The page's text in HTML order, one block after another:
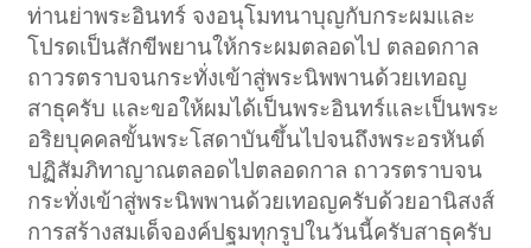
ท่านย่าพระอินทร์ จงอนุโมทนาบุญกับกระผมและ
โปรดเป็นสักขีพยานให้กระผมตลอดไป ตลอดกาล
ถาวรตราบจนกระทั่งเข้าสู่พระนิพพานด้วยเทอญ
สาธุครับ และขอให้ผมได้เป็นพระอินทร์และเป็นพระ
อริยบุคคลขั้นพระโสดาบันขึ้นไปจนถึงพระอรหันต์
ปฏิสัมภิทาญาณตลอดไปตลอดกาล ถาวรตราบจน
กระทั่งเข้าสู่พระนิพพานด้วยเทอญครับด้วยอานิสงส์
การสร้างสมเด็จองค์ปฐมทุกรูปในวันนี้ครับสาธุครับ